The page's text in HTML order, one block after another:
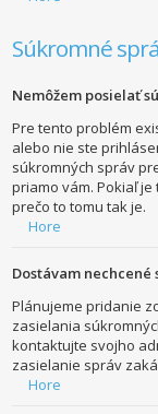
Súkromné
Nemôžem posielať
Pre tento problém
alebo nie ste
súkromných správ
priamo vám. Pokiaľ
prečo to tomu tak je.
Hore
Dostávam nechcené
Plánujeme pridanie
zasielania
kontaktujte svojho
zasielanie správ
Hore